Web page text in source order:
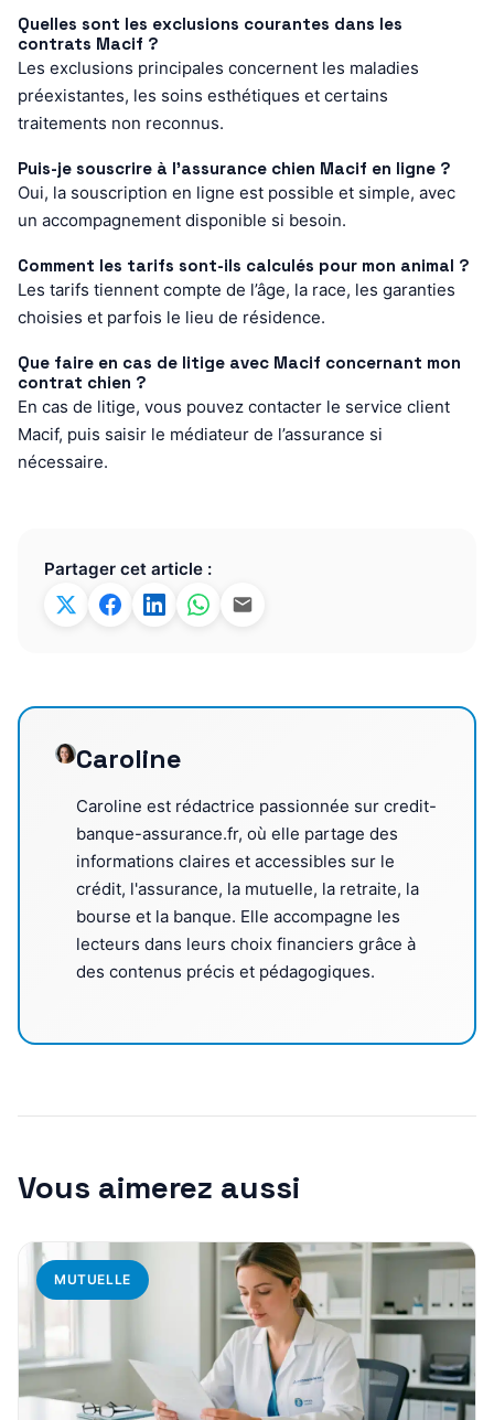
Quelles sont les exclusions courantes dans les
contrats Macif ?
Les exclusions principales concernent les maladies
préexistantes, les soins esthétiques et certains
traitements non reconnus.
Puis-je souscrire à l’assurance chien Macif en ligne ?
Oui, la souscription en ligne est possible et simple, avec
un accompagnement disponible si besoin.
Comment les tarifs sont-ils calculés pour mon animal ?
Les tarifs tiennent compte de l’âge, la race, les garanties
choisies et parfois le lieu de résidence.
Que faire en cas de litige avec Macif concernant mon
contrat chien ?
En cas de litige, vous pouvez contacter le service client
Macif, puis saisir le médiateur de l’assurance si
nécessaire.
Partager cet article :
Caroline
Caroline est rédactrice passionnée sur credit-
banque-assurance.fr, où elle partage des
informations claires et accessibles sur le
crédit, l'assurance, la mutuelle, la retraite, la
bourse et la banque. Elle accompagne les
lecteurs dans leurs choix financiers grâce à
des contenus précis et pédagogiques.
Vous aimerez aussi
MUTUELLE